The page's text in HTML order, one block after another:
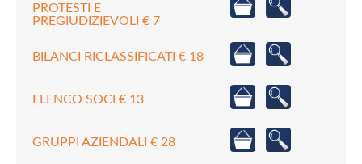
PROTESTI E
PREGIUDIZIEVOLI € 7
BILANCI RICLASSIFICATI € 18
ELENCO SOCI € 13
GRUPPI AZIENDALI € 28